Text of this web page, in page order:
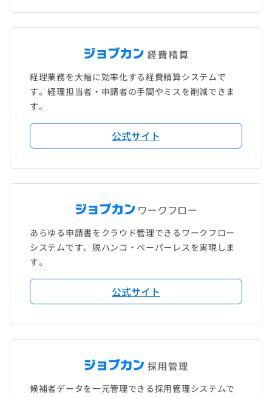
経理業務を大幅に効率化する経費精算システムで
す。経理担当者・申請者の手間やミスを削減できま
す。
公式サイト
あらゆる申請書をクラウド管理できるワークフロー
システムです。脱ハンコ・ペーパーレスを実現しま
す。
公式サイト
候補者データを一元管理できる採用管理システムで